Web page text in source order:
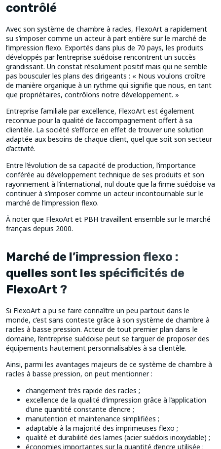
contrôlé
Avec son système de chambre à racles, FlexoArt a rapidement
su s’imposer comme un acteur à part entière sur le marché de
l’impression flexo. Exportés dans plus de 70 pays, les produits
développés par l’entreprise suédoise rencontrent un succès
grandissant. Un constat résolument positif mais qui ne semble
pas bousculer les plans des dirigeants : « Nous voulons croître
de manière organique à un rythme qui signifie que nous, en tant
que propriétaires, contrôlons notre développement. »
Entreprise familiale par excellence, FlexoArt est également
reconnue pour la qualité de l’accompagnement offert à sa
clientèle. La société s’efforce en effet de trouver une solution
adaptée aux besoins de chaque client, quel que soit son secteur
d’activité.
Entre l’évolution de sa capacité de production, l’importance
conférée au développement technique de ses produits et son
rayonnement à l’international, nul doute que la firme suédoise va
continuer à s’imposer comme un acteur incontournable sur le
marché de l’impression flexo.
À noter que FlexoArt et PBH travaillent ensemble sur le marché
français depuis 2000.
Marché de l’impression flexo :
quelles sont les spécificités de
FlexoArt ?
Si FlexoArt a pu se faire connaître un peu partout dans le
monde, c’est sans conteste grâce à son système de chambre à
racles à basse pression. Acteur de tout premier plan dans le
domaine, l’entreprise suédoise peut se targuer de proposer des
équipements hautement personnalisables à sa clientèle.
Ainsi, parmi les avantages majeurs de ce système de chambre à
racles à basse pression, on peut mentionner :
changement très rapide des racles ;
excellence de la qualité d’impression grâce à l’application
d’une quantité constante d’encre ;
manutention et maintenance simplifiées ;
adaptable à la majorité des imprimeuses flexo ;
qualité et durabilité des lames (acier suédois inoxydable) ;
économies importantes sur la quantité d’encre utilisée ;